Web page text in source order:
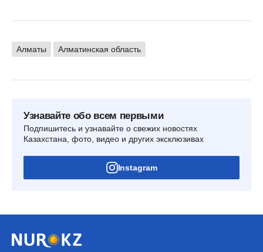
Алматы Алматинская область
Узнавайте обо всем первыми
Подпишитесь и узнавайте о свежих новостях
Казахстана, фото, видео и других эксклюзивах
Instagram